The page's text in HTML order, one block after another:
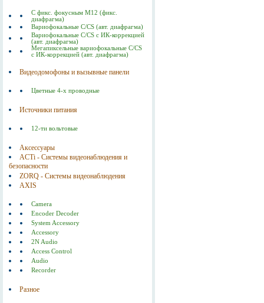
С фикс. фокусным M12 (фикс.
диафрагма)
Вариофокальные С/СS (авт. диафрагма)
Вариофокальные C/CS с ИК-коррекцией
(авт. диафрагма)
Мегапиксельные вариофокальные C/CS
с ИК-коррекцией (авт. диафрагма)
Видеодомофоны и вызывные панели
Цветные 4-х проводные
Источники питания
12-ти вольтовые
Аксессуары
ACTi - Системы видеонаблюдения и
безопасности
ZORQ - Системы видеонаблюдения
AXIS
Camera
Encoder Decoder
System Accessory
Accessory
2N Audio
Access Control
Audio
Recorder
Разное